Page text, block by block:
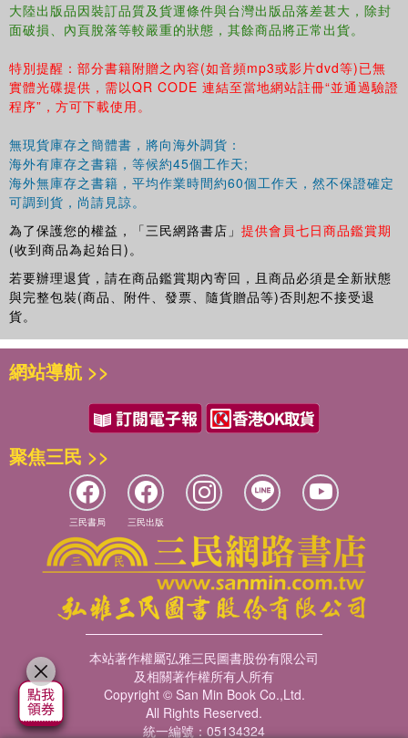
大陸出版品因裝訂品質及貨運條件與台灣出版品落差甚大，除封
面破損、內頁脫落等較嚴重的狀態，其餘商品將正常出貨。
特別提醒：部分書籍附贈之內容(如音頻mp3或影片dvd等)已無
實體光碟提供，需以QR CODE 連結至當地網站註冊“並通過驗證
程序”，方可下載使用。
無現貨庫存之簡體書，將向海外調貨：
海外有庫存之書籍，等候約45個工作天;
海外無庫存之書籍，平均作業時間約60個工作天，然不保證確定
可調到貨，尚請見諒。
為了保護您的權益，「三民網路書店」 提供會員七日商品鑑賞期
(收到商品為起始日)。
若要辦理退貨，請在商品鑑賞期內寄回，且商品必須是全新狀態
與完整包裝(商品、附件、發票、隨貨贈品等)否則恕不接受退
貨。
網站導航 >>
聚焦三民 >>
三民書局 三民出版
本站著作權屬弘雅三民圖書股份有限公司
及相關著作權所有人所有
Copyright © San Min Book Co.,Ltd.
All Rights Reserved.
統一編號：05134324